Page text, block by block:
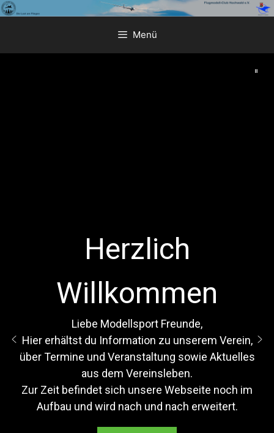
Zum
Menü
Herzlich
Willkommen
Liebe Modellsport Freunde,
Hier erhältst du Information zu unserem Verein,
über Termine und Veranstaltung sowie Aktuelles
aus dem Vereinsleben.
Zur Zeit befindet sich unsere Webseite noch im
Aufbau und wird nach und nach erweitert.